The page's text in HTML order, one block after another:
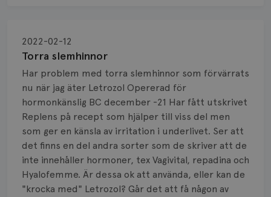
Torra slemhinnor
2022-02-12
Har problem med torra slemhinnor som förvärrats
nu när jag äter Letrozol Opererad för
hormonkänslig BC december -21 Har fått utskrivet
Replens på recept som hjälper till viss del men
som ger en känsla av irritation i underlivet. Ser att
det finns en del andra sorter som de skriver att de
inte innehåller hormoner, tex Vagivital, repadina och
Hyalofemme. Är dessa ok att använda, eller kan de
"krocka med" Letrozol? Går det att få någon av
Biopsi
Biverkningar
Bröstvårta
Knöl
Läkemedel
Typ av bröstcancer